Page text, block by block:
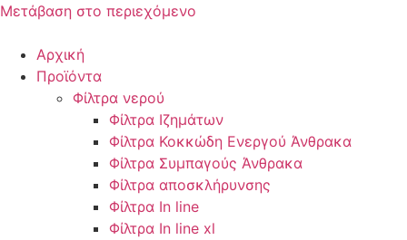
Μετάβαση στο περιεχόμενο
Αρχική
Προϊόντα
Φίλτρα νερού
Φίλτρα Ιζημάτων
Φίλτρα Κοκκώδη Ενεργού Άνθρακα
Φίλτρα Συμπαγούς Άνθρακα
Φίλτρα αποσκλήρυνσης
Φίλτρα In line
Φίλτρα In line xl